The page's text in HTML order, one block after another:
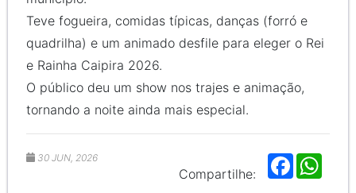
Teve fogueira, comidas típicas, danças (forró e
quadrilha) e um animado desfile para eleger o Rei
e Rainha Caipira 2026.
O público deu um show nos trajes e animação,
tornando a noite ainda mais especial.
Compartilhe:
F
a
30 JUN, 2026